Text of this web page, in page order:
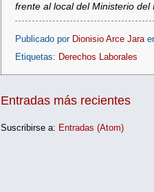
frente al local del Ministerio del
Publicado por Dionisio Arce Jara
Etiquetas: Derechos Laborales
Entradas más recientes
Suscribirse a: Entradas (Atom)